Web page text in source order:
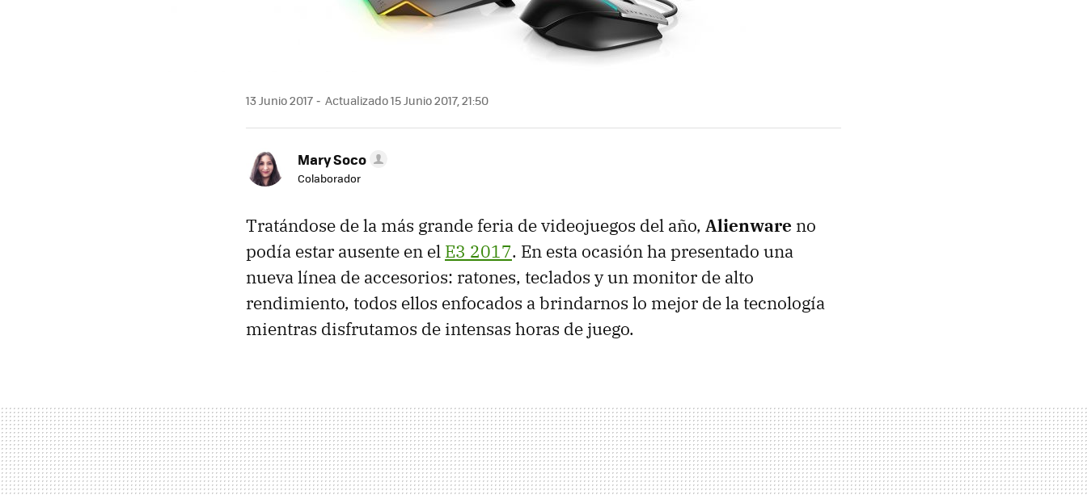
13 Junio 2017 Actualizado 15 Junio 2017, 21:50
Mary Soco
Colaborador
Tratándose de la más grande feria de videojuegos del año, Alienware no
podía estar ausente en el E3 2017. En esta ocasión ha presentado una
nueva línea de accesorios: ratones, teclados y un monitor de alto
rendimiento, todos ellos enfocados a brindarnos lo mejor de la tecnología
mientras disfrutamos de intensas horas de juego.